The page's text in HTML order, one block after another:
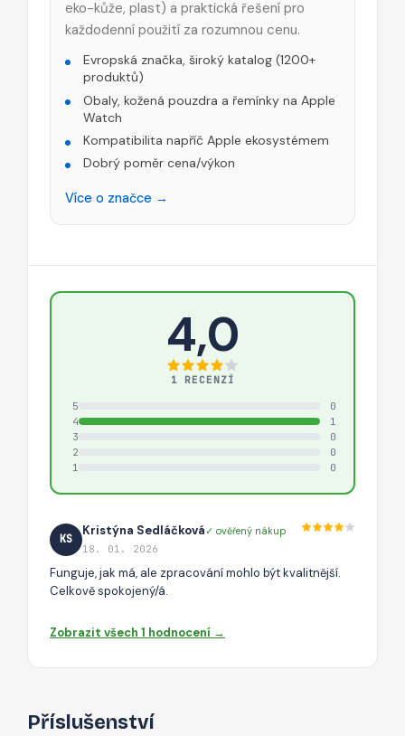
eko-kůže, plast) a praktická řešení pro
každodenní použití za rozumnou cenu.
Evropská značka, široký katalog (1200+
produktů)
Obaly, kožená pouzdra a řemínky na Apple
Watch
Kompatibilita napříč Apple ekosystémem
Dobrý poměr cena/výkon
Více o značce →
4,0
1 RECENZÍ
5
0
4
1
3
0
2
0
1
0
KS
Kristýna Sedláčková✓ ověřený nákup
18. 01. 2026
Funguje, jak má, ale zpracování mohlo být kvalitnější.
Celkově spokojený/á.
Zobrazit všech 1 hodnocení →
Příslušenství